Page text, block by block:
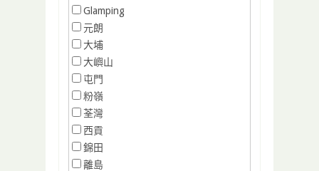
Glamping
元朗
大埔
大嶼山
屯門
粉嶺
荃灣
西貢
錦田
離島